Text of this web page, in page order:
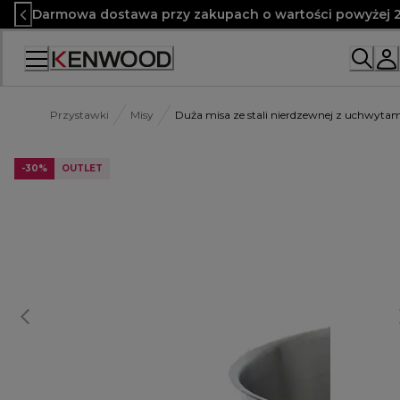
Skip
to
Content
Darmowa dostawa przy zakupach o wartości powyżej
Przystawki Misy Duża misa ze stali nierdzewnej z
-30% OUTLET